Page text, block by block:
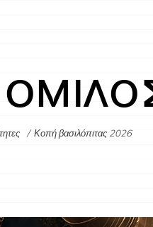
/ Κοπή βασιλόπιτας 2026